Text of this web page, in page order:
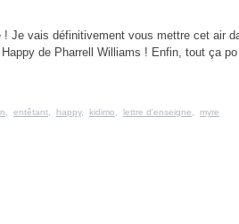
Je vais définitivement vous mettre cet air
de Pharrell Williams ! Enfin, tout ça po
entêtant happy, kidimo lettre d'enseigne
myre